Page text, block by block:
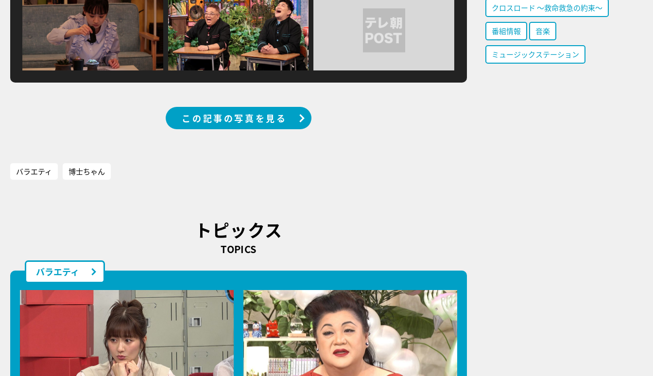
この記事の写真を見る
バラエティ 博士ちゃん
トピックス
TOPICS
バラエティ
クロスロード ～救命救急の約束～
番組情報 音楽
ミュージックステーション